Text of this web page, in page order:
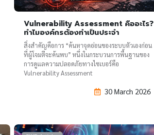
Vulnerability Assessment คืออะไร?
ทำไมองค์กรต้องทำเป็นประจำ
สิ่งสำคัญคือการ “ค้นหาจุดอ่อนของระบบตัวเองก่อน
ที่ผู้โจมตีจะค้นพบ” หนึ่งในกระบวนการพื้นฐานของ
การดูแลความปลอดภัยทางไซเบอร์คือ
Vulnerability Assessment
30 March 2026